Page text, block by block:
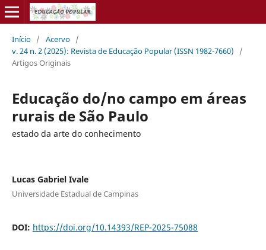
Início / Acervo /
v. 24 n. 2 (2025): Revista de Educação Popular (ISSN 1982-7660)
/
Artigos Originais
Educação do/no campo em áreas
rurais de São Paulo
estado da arte do conhecimento
Lucas Gabriel Ivale
Universidade Estadual de Campinas
DOI: https://doi.org/10.14393/REP-2025-75088